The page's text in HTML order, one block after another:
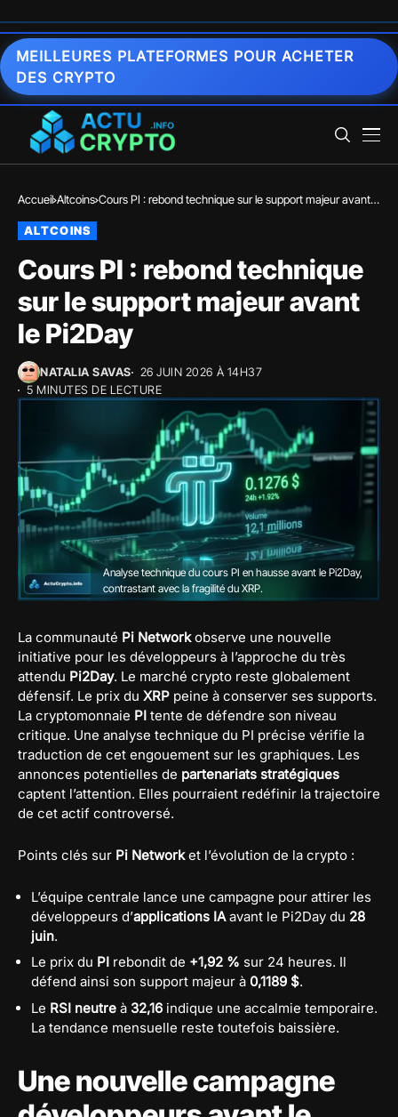
MEILLEURES PLATEFORMES POUR ACHETER
DES CRYPTO
Accueil Altcoins Cours PI : rebond technique sur le support majeur avant
ALTCOINS
Cours PI : rebond technique
sur le support majeur avant
le Pi2Day
NATALIA SAVAS
26 JUIN 2026 À 14H37
5 MINUTES DE LECTURE
Analyse technique du cours PI en hausse avant le Pi2Day,
contrastant avec la fragilité du XRP.
La communauté Pi Networkobserve une nouvelle
initiative pour les développeurs à l’approche du très
attendu Pi2Day. Le marché crypto reste globalement
défensif. Le prix du XRP peine à conserver ses supports.
La cryptomonnaie PI tente de défendre son niveau
critique. Une analyse technique du PI précise vérifie la
traduction de cet engouement sur les graphiques. Les
annonces potentielles de partenariats stratégiques
captent l’attention. Elles pourraient redéfinir la trajectoire
de cet actif controversé.
Points clés sur Pi Networket l’évolution de la crypto :
L’équipe centrale lance une campagne pour attirer les
développeurs d’applications IAavant le Pi2Day du 28
juin.
Le prix du PI rebondit de +1,92 % sur 24 heures. Il
défend ainsi son support majeur à 0,1189 $.
Le RSI neutre à 32,16 indique une accalmie temporaire.
La tendance mensuelle reste toutefois baissière.
Une nouvelle campagne